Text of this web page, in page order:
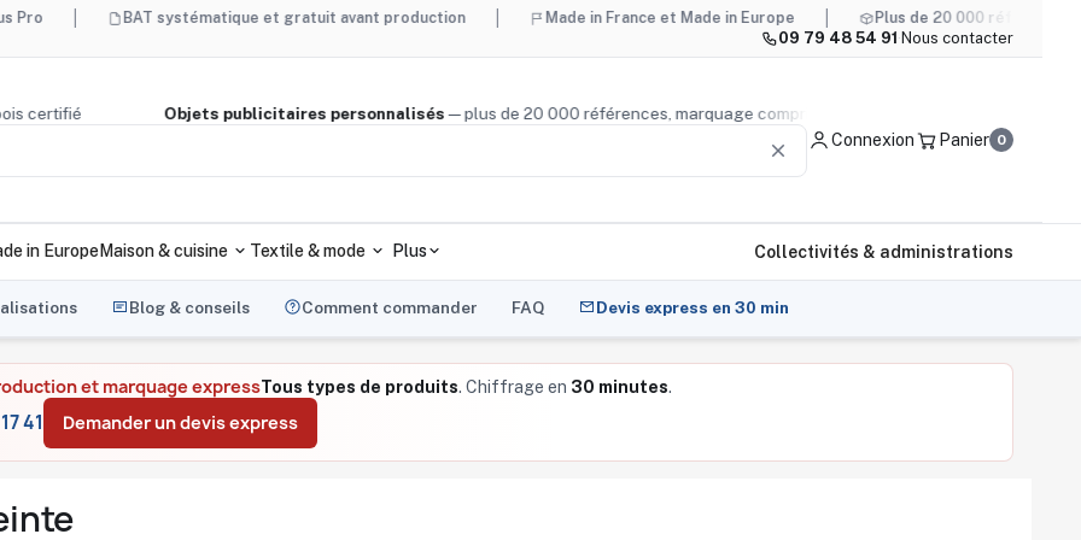
BAT systématique et gratuit avant production Made in France et Made in Europe
Plus de 20 000 références,
09 79 48 54 91 · Nous contacter
bois certifié Objets publicitaires personnalisés— plus de 20 000 références, marquage compris
clear Connexion Panier 0
in EuropeMaison & cuisine Textile & mode Plus Collectivités & administrations
Blog & conseils Comment commander FAQ Devis express en 30 min
et marquage expressTous types de produits. Chiffrage en 30 minutes.
41 Demander un devis express